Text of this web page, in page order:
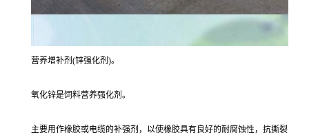
营养增补剂(锌强化剂)。
氧化锌是饲料营养强化剂。
主要用作橡胶或电缆的补强剂，以使橡胶具有良好的耐腐蚀性，抗撕裂